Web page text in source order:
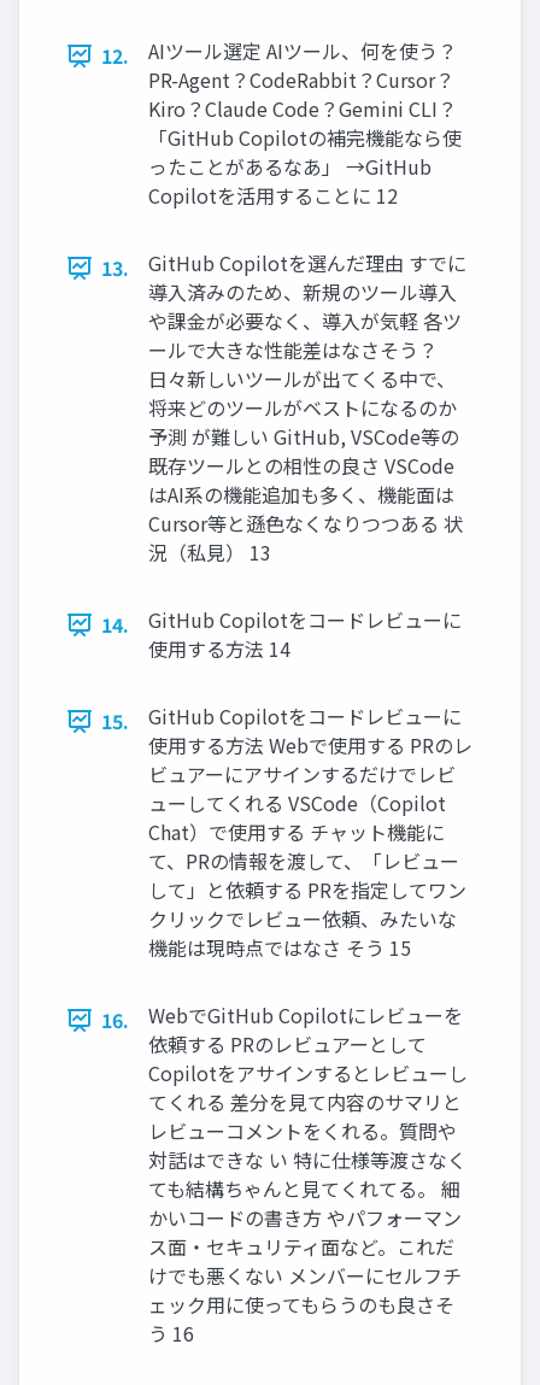
12.
AIツール選定 AIツール、何を使う？
PR-Agent？CodeRabbit？Cursor？
Kiro？Claude Code？Gemini CLI？
「GitHub Copilotの補完機能なら使
ったことがあるなあ」 →GitHub
Copilotを活用することに 12
13.
GitHub Copilotを選んだ理由 すでに
導入済みのため、新規のツール導入
や課金が必要なく、導入が気軽 各ツ
ールで大きな性能差はなさそう？
日々新しいツールが出てくる中で、
将来どのツールがベストになるのか
予測 が難しい GitHub, VSCode等の
既存ツールとの相性の良さ VSCode
はAI系の機能追加も多く、機能面は
Cursor等と遜色なくなりつつある 状
況（私見） 13
14.
GitHub Copilotをコードレビューに
使用する方法 14
15.
GitHub Copilotをコードレビューに
使用する方法 Webで使用する PRのレ
ビュアーにアサインするだけでレビ
ューしてくれる VSCode（Copilot
Chat）で使用する チャット機能に
て、PRの情報を渡して、「レビュー
して」と依頼する PRを指定してワン
クリックでレビュー依頼、みたいな
機能は現時点ではなさ そう 15
16.
WebでGitHub Copilotにレビューを
依頼する PRのレビュアーとして
Copilotをアサインするとレビューし
てくれる 差分を見て内容のサマリと
レビューコメントをくれる。質問や
対話はできな い 特に仕様等渡さなく
ても結構ちゃんと見てくれてる。 細
かいコードの書き方 やパフォーマン
ス面・セキュリティ面など。これだ
けでも悪くない メンバーにセルフチ
ェック用に使ってもらうのも良さそ
う 16